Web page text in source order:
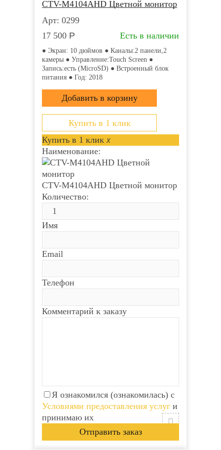
панели,2 камеры ● Управление:
Внешний блок питания ● Год: 2016
Купить в 1 клик
Наименование:
Видеодомофон Tantos
SHERLOCK
Количество:
Имя
Email
принимаю их
новинка
панели,2 камеры ● Управление:
Внешний блок питания ● Год: 2016
Купить в 1 клик
Наименование:
Видеодомофон Tantos
SHERLOCK
Количество:
Имя
Email
принимаю их
новинка
CTV-M4104AHD Цветной монитор
Арт: 0299
17 500 Р Есть в наличии
● Экран: 10 дюймов ● Каналы:2 панели,2
камеры ● Управление:Touch Screen ●
Запись:есть (MicroSD) ● Встроенный блок
питания ● Год: 2018
Купить в 1 клик
Купить в 1 клик x
Наименование:
CTV-M4104AHD Цветной монитор
Количество:
Имя
Email
Телефон
Комментарий к заказу
Я ознакомился (ознакомилась) с
Условиями предоставления услуг и
принимаю их